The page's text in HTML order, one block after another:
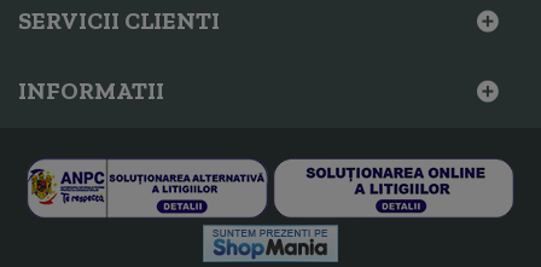
SERVICII CLIENTI
INFORMATII